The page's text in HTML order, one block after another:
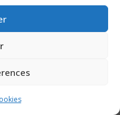
– Propulsé par